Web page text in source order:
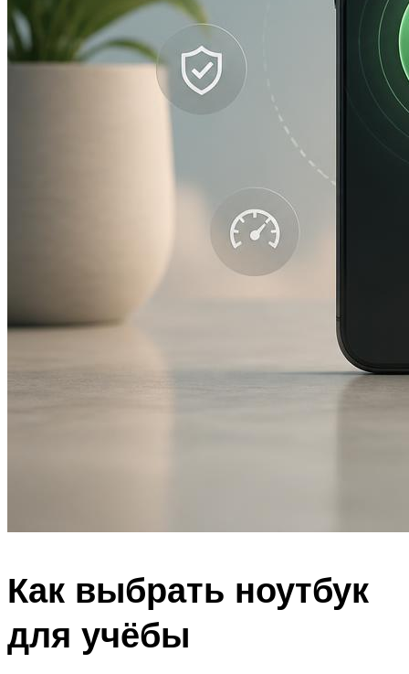
Как выбрать ноутбук
для учёбы